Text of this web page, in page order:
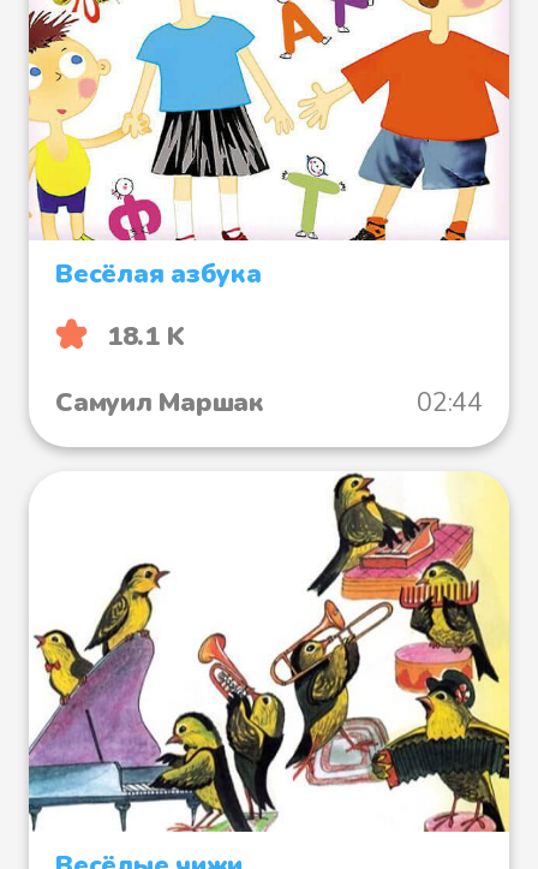
Весёлая азбука
18.1 K
Самуил Маршак
02:44